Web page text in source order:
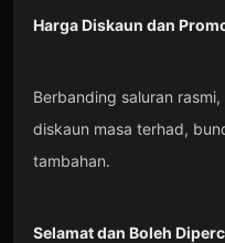
Harga Diskaun dan
Berbanding saluran rasmi,
diskaun masa terhad,
tambahan.
Selamat dan Boleh